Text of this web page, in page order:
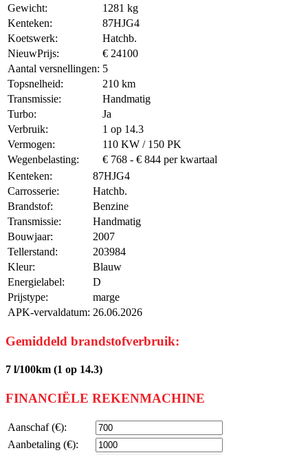
Gewicht:
1281 kg
Kenteken:
87HJG4
Koetswerk:
Hatchb.
NieuwPrijs:
€ 24100
Aantal versnellingen: 5
Topsnelheid:
210 km
Transmissie:
Handmatig
Turbo:
Ja
Verbruik:
1 op 14.3
Vermogen:
110 KW / 150 PK
Wegenbelasting:
€ 768 - € 844 per kwartaal
Kenteken:
87HJG4
Carrosserie:
Hatchb.
Brandstof:
Benzine
Transmissie:
Handmatig
Bouwjaar:
2007
Tellerstand:
203984
Kleur:
Blauw
Energielabel:
D
Prijstype:
marge
APK-vervaldatum: 26.06.2026
Gemiddeld brandstofverbruik:
7 l/100km (1 op 14.3)
FINANCIËLE REKENMACHINE
Aanschaf (€):
Aanbetaling (€):